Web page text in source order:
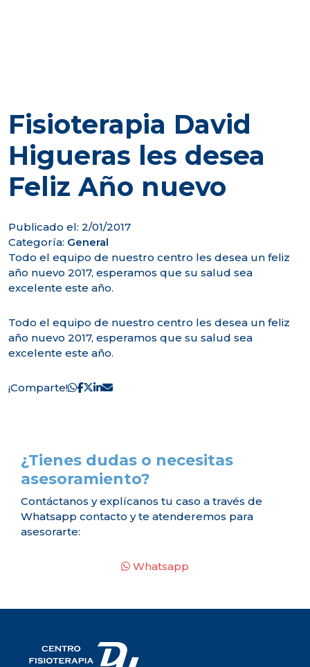
Fisioterapia David
Higueras les desea
Feliz Año nuevo
Publicado el: 2/01/2017
Categoría: General
Todo el equipo de nuestro centro les desea un feliz
año nuevo 2017, esperamos que su salud sea
excelente este año.
Todo el equipo de nuestro centro les desea un feliz
año nuevo 2017, esperamos que su salud sea
excelente este año.
¡Comparte!
¿Tienes dudas o necesitas
asesoramiento?
Contáctanos y explícanos tu caso a través de
Whatsapp contacto y te atenderemos para
asesorarte:
Whatsapp